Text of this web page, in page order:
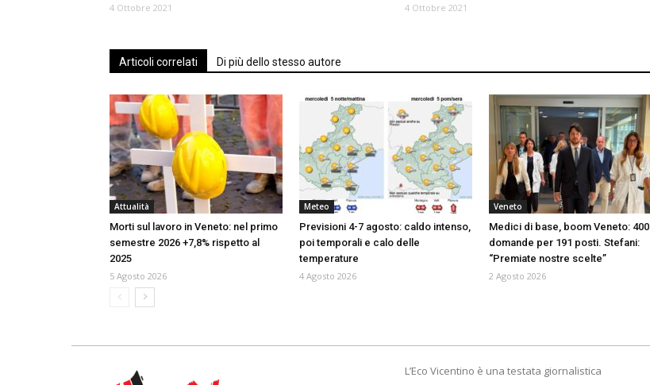
4 Ottobre 2021 4 Ottobre 2021
Articoli correlati Di più dello stesso autore
Attualità
Morti sul lavoro in Veneto: nel primo
semestre 2026 +7,8% rispetto al
2025
5 Agosto 2026
Meteo
Previsioni 4-7 agosto: caldo intenso,
poi temporali e calo delle
temperature
4 Agosto 2026
Veneto
Medici di base, boom Veneto: 400
domande per 191 posti. Stefani:
“Premiate nostre scelte”
2 Agosto 2026
L’Eco Vicentino è una testata giornalistica